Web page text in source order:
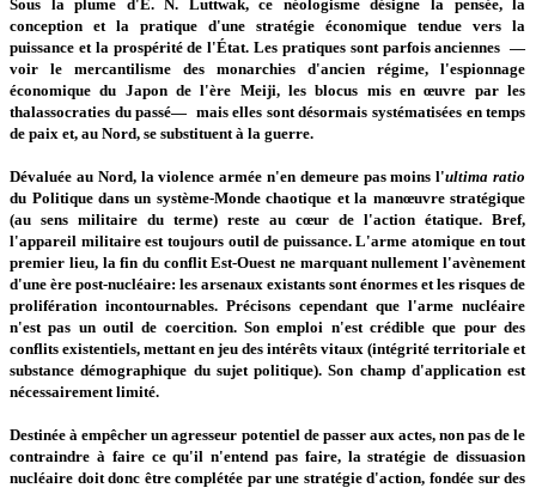
Sous la plume d'E. N. Luttwak, ce néologisme désigne la pensée, la
conception et la pratique d'une stratégie économique tendue vers la
puissance et la prospérité de l'État. Les pratiques sont parfois anciennes —
voir le mercantilisme des monarchies d'ancien régime, l'espionnage
économique du Japon de l'ère Meiji, les blocus mis en œuvre par les
thalassocraties du passé— mais elles sont désormais systématisées en temps
de paix et, au Nord, se substituent à la guerre.
Dévaluée au Nord, la violence armée n'en demeure pas moins l'ultima ratio
du Politique dans un système-Monde chaotique et la manœuvre stratégique
(au sens militaire du terme) reste au cœur de l'action étatique. Bref,
l'appareil militaire est toujours outil de puissance. L'arme atomique en tout
premier lieu, la fin du conflit Est-Ouest ne marquant nullement l'avènement
d'une ère post-nucléaire: les arsenaux existants sont énormes et les risques de
prolifération incontournables. Précisons cependant que l'arme nucléaire
n'est pas un outil de coercition. Son emploi n'est crédible que pour des
conflits existentiels, mettant en jeu des intérêts vitaux (intégrité territoriale et
substance démographique du sujet politique). Son champ d'application est
nécessairement limité.
Destinée à empêcher un agresseur potentiel de passer aux actes, non pas de le
contraindre à faire ce qu'il n'entend pas faire, la stratégie de dissuasion
nucléaire doit donc être complétée par une stratégie d'action, fondée sur des